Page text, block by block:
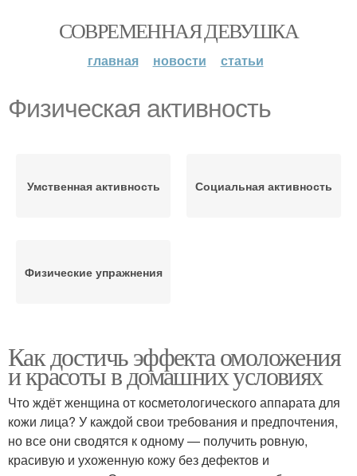
СОВРЕМЕННАЯ ДЕВУШКА
главная новости статьи
Физическая активность
Умственная активность Социальная активность
Физические упражнения
Как достичь эффекта омоложения
и красоты в домашних условиях
Что ждёт женщина от косметологического аппарата для
кожи лица? У каждой свои требования и предпочтения,
но все они сводятся к одному — получить ровную,
красивую и ухоженную кожу без дефектов и